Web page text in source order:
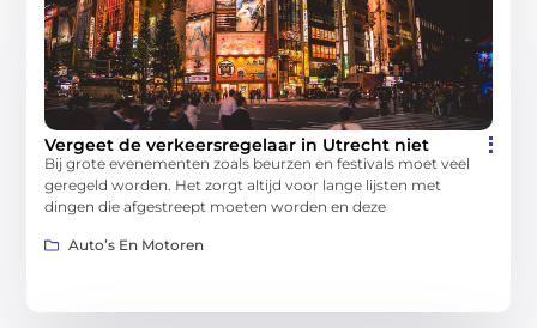
Vergeet de verkeersregelaar in Utrecht niet
Bij grote evenementen zoals beurzen en festivals moet veel
geregeld worden. Het zorgt altijd voor lange lijsten met
dingen die afgestreept moeten worden en deze
Auto’s En Motoren